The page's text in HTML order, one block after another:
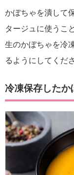
かぼちゃを潰して
タージュに使うこ
生のかぼちゃを冷
るようにしてくだ
冷凍保存したか